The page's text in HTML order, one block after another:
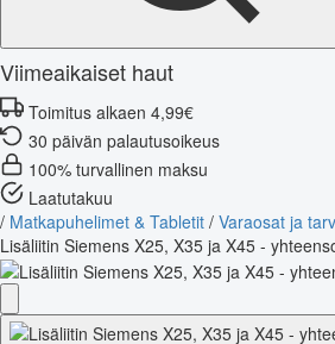
Viimeaikaiset haut
Toimitus alkaen 4,99€
30 päivän palautusoikeus
100% turvallinen maksu
Laatutakuu
/ Matkapuhelimet & Tabletit / Varaosat ja
Lisäliitin Siemens X25, X35 ja X45 -